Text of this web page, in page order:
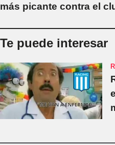
más picante contra el
Te puede interesar